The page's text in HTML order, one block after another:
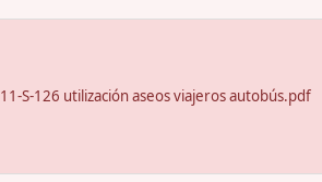
11-S-126 utilización aseos viajeros autobús.pdf